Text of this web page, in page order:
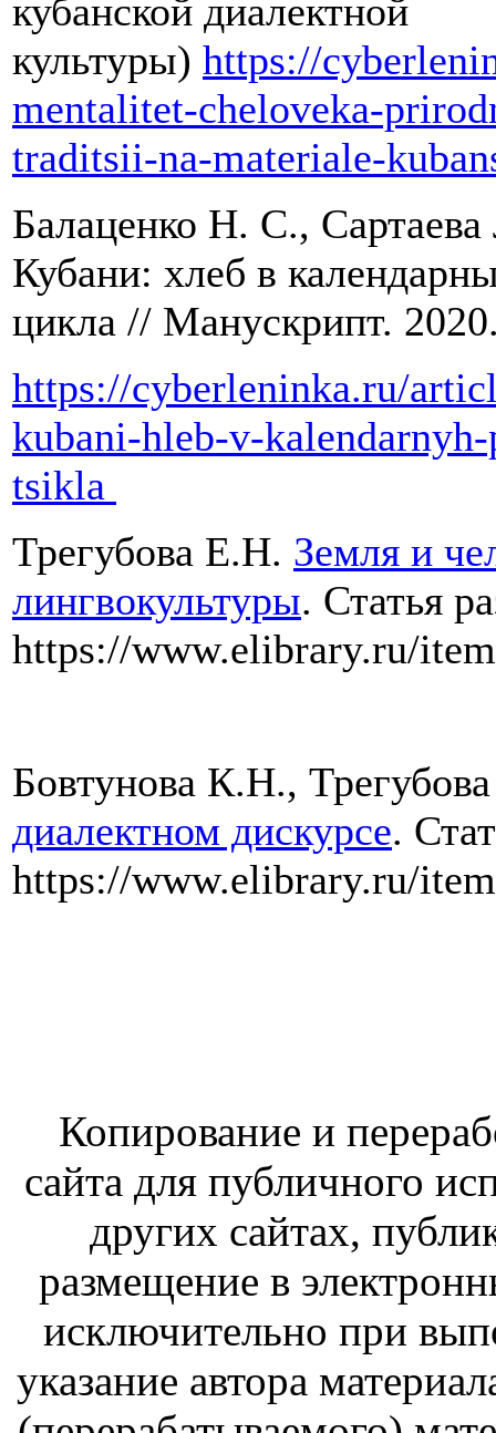
кубанской диалектной
культуры) https://
mentalitet-cheloveka-
traditsii-na-materiale-
Балаценко Н. С.,
Кубани: хлеб в
цикла // Манускрипт.
https://cyberleninka.ru/
kubani-hleb-v-
tsikla
Трегубова Е.Н. Земля и
лингвокультуры. Статья
https://www.elibrary.ru/
Бовтунова К.Н.,
диалектном дискурсе.
https://www.elibrary.ru/
Копирование и
сайта для публичного
других сайтах,
размещение в
исключительно при
указание автора